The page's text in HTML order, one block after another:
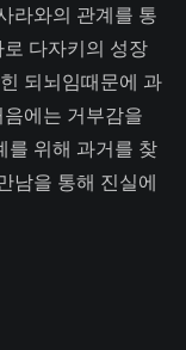
라와의 관계를 통
다자키의 성장
되뇌임때문에 과
에는 거부감을
를 위해 과거를 찾
남을 통해 진실에